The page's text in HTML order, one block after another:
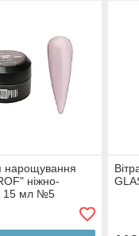
нарощування
ніжно-
15 мл №5